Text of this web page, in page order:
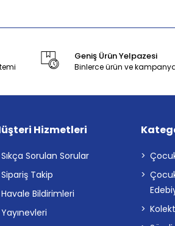
Geniş Ürün Yelpazesi
Binlerce ürün ve
Hizmetleri
Sıkça Sorulan Sorular
Sipariş Takip
Havale Bildirimleri
Yayınevleri